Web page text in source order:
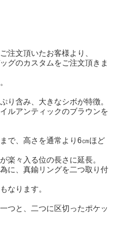
注文頂いたお客様より、
グのカスタムをご注文頂きま
り含み、大きなシボが特徴。
ルアンティックのブラウンを
で、高さを通常より6㎝ほど
楽々入る位の長さに延長。
に、真鍮リングを二つ取り付
なります。
つと、二つに区切ったポケッ